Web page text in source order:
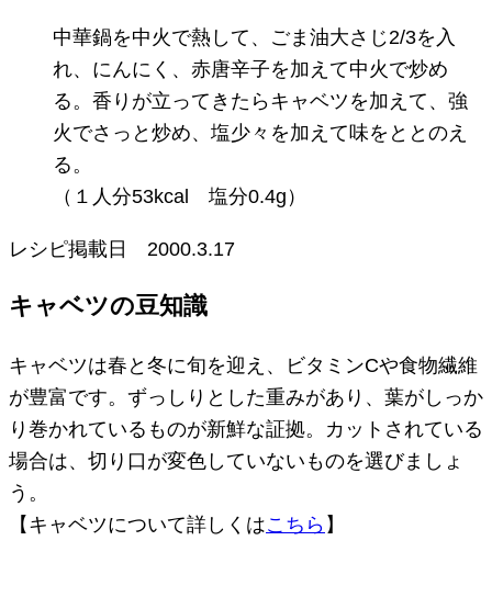
中華鍋を中火で熱して、ごま油大さじ2/3を入
れ、にんにく、赤唐辛子を加えて中火で炒め
る。香りが立ってきたらキャベツを加えて、強
火でさっと炒め、塩少々を加えて味をととのえ
る。
（１人分53kcal 塩分0.4g）
レシピ掲載日 2000.3.17
キャベツの豆知識
キャベツは春と冬に旬を迎え、ビタミンCや食物繊維
が豊富です。ずっしりとした重みがあり、葉がしっか
り巻かれているものが新鮮な証拠。カットされている
場合は、切り口が変色していないものを選びましょ
う。
【キャベツについて詳しくはこちら】